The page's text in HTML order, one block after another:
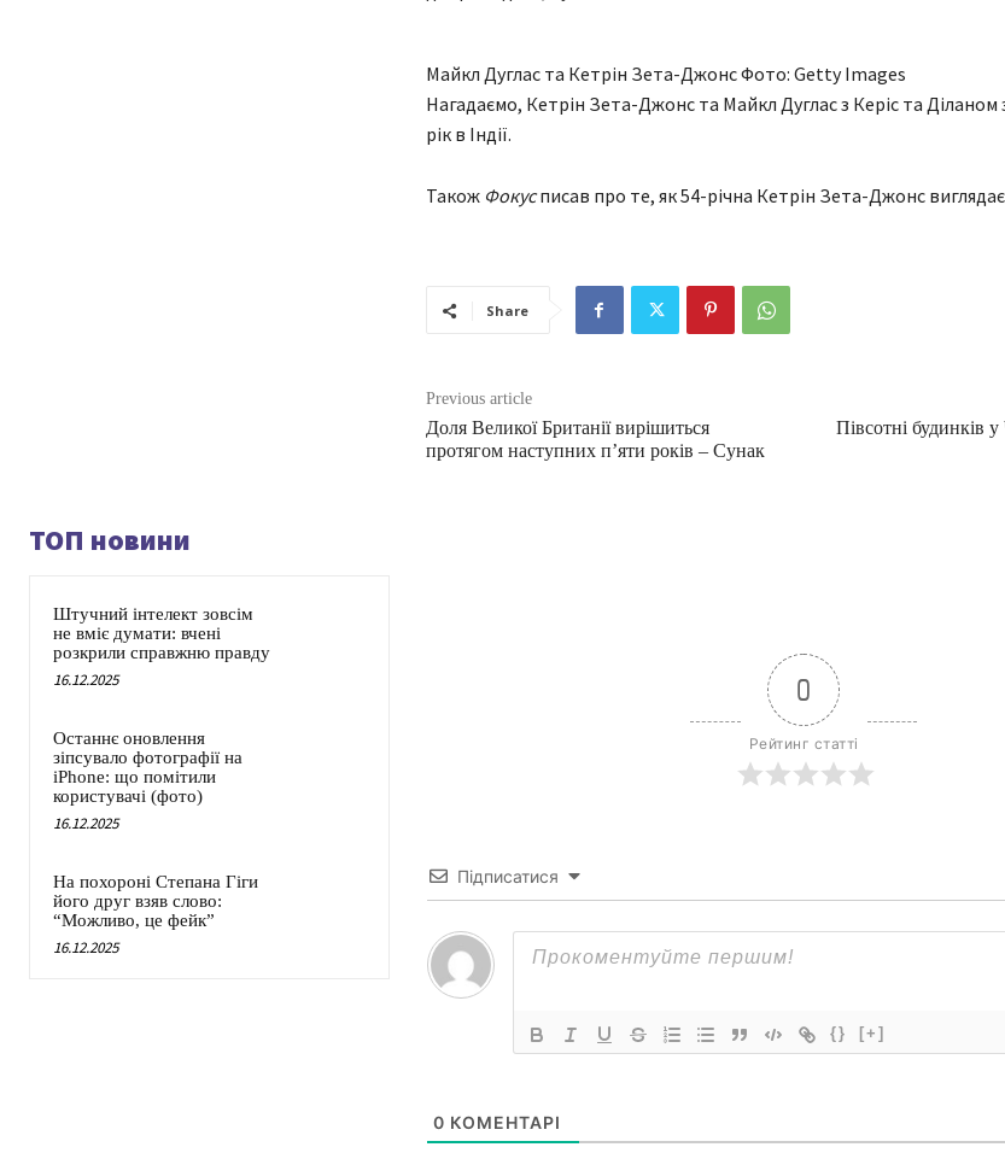
Майкл Дуглас та Кетрін Зета-Джонс Фото: Getty Images
Нагадаємо, Кетрін Зета-Джонс та Майкл Дуглас з Керіс та Діланом
рік в Індії.
Також Фокусписав про те, як 54-річна Кетрін Зета-Джонс виглядає
Share
Previous article
Доля Великої Британії вирішиться
протягом наступних п’яти років – Сунак
Півсотні будинків
ТОП новини
Штучний інтелект зовсім
не вміє думати: вчені
розкрили справжню правду
16.12.2025
Останнє оновлення
зіпсувало фотографії на
iPhone: що помітили
користувачі (фото)
16.12.2025
На похороні Степана Гіги
його друг взяв слово:
“Можливо, це фейк”
16.12.2025
0
Рейтинг статті
Підписатися
{} [+]
0 КОМЕНТАРІ